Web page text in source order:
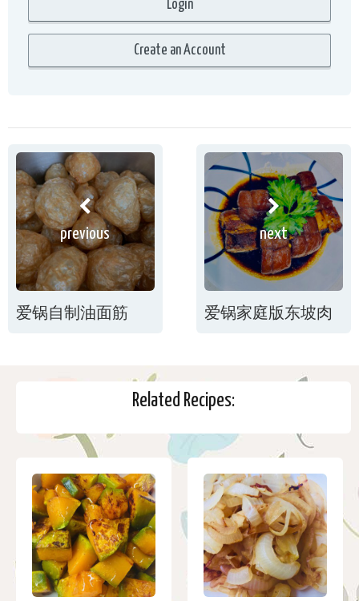
previous
爱锅自制油面筋
next
爱锅家庭版东坡肉
Related Recipes: